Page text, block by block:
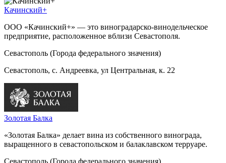
Качинский+
ООО «Качинский+» — это виноградарско-винодельческое
предприятие, расположенное вблизи Севастополя.
Севастополь (Города федерального значения)
Севастополь, с. Андреевка, ул Центральная, к. 22
Золотая Балка
«Золотая Балка» делает вина из собственного винограда,
выращенного в севастопольском и балаклавском терруаре.
Севастополь (Города федерального значения)